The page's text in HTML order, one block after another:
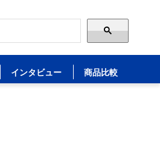
インタビュー 商品比較